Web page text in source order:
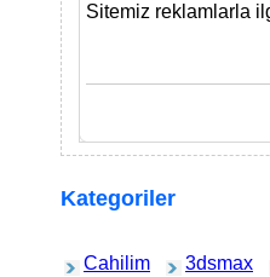
Sitemiz reklamlarla
Kategoriler
Cahilim 3dsmax